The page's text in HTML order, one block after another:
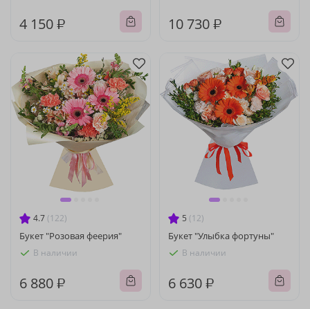
4 150 ₽ 10 730 ₽
4.7 (122)
Букет "Розовая феерия"
В наличии
6 880 ₽
5 (12)
Букет "Улыбка фортуны"
В наличии
6 630 ₽